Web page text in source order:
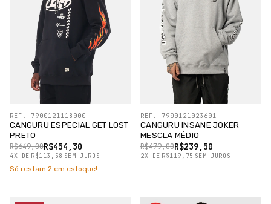
CANGURU ESPECIAL GET LOST
PRETO
R$454,30
R$649,00
4X DE R$113,58 SEM JUROS
REF. 7900121118000
Só restam 2 em estoque!
CANGURU INSANE JOKER
MESCLA MÉDIO
R$239,50
R$479,00
2X DE R$119,75 SEM JUROS
REF. 7900121023601